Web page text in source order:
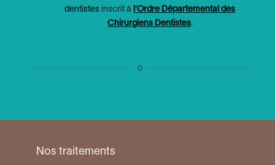
dentistes inscrit à l’Ordre Départemental des
Chirurgiens Dentistes.
Nos traitements